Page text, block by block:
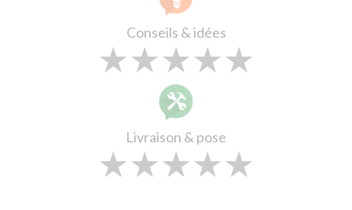
Conseils & idées
★
★★
★★★
★★★★
★★★★★
Livraison & pose
★
★★
★★★
★★★★
★★★★★